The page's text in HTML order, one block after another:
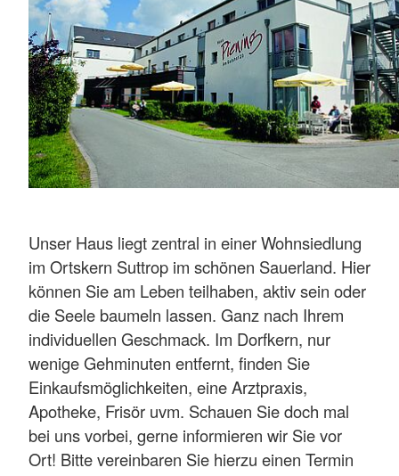
Unser Haus liegt zentral in einer Wohnsiedlung
im Ortskern Suttrop im schönen Sauerland. Hier
können Sie am Leben teilhaben, aktiv sein oder
die Seele baumeln lassen. Ganz nach Ihrem
individuellen Geschmack. Im Dorfkern, nur
wenige Gehminuten entfernt, finden Sie
Einkaufsmöglichkeiten, eine Arztpraxis,
Apotheke, Frisör uvm. Schauen Sie doch mal
bei uns vorbei, gerne informieren wir Sie vor
Ort! Bitte vereinbaren Sie hierzu einen Termin